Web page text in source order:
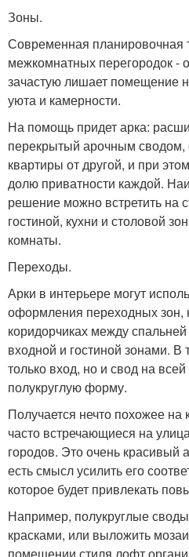
Зоны.
Современная планировочная
межкомнатных перегородок -
зачастую лишает помещение
уюта и камерности.
На помощь придет арка:
перекрытый арочным сводом,
квартиры от другой, и при
долю приватности каждой.
решение можно встретить на
гостиной, кухни и столовой
комнаты.
Переходы.
Арки в интерьере могут
оформления переходных
коридорчиках между
входной и гостиной зонами. В
только вход, но и свод на
полукруглую форму.
Получается нечто похожее на
часто встречающиеся на
городов. Это очень красивый
есть смысл усилить его
которое будет привлекать
Например, полукруглые
красками, или выложить